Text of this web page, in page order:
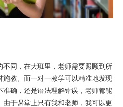
不同，在大班里，老师需要照顾到所
施教。而一对一教学可以精准地发现
准确，还是语法理解错误，老师都能
由于课堂上只有我和老师，我可以更